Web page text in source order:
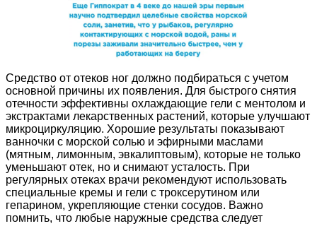
Средство от отеков ног должно подбираться с учетом
основной причины их появления. Для быстрого снятия
отечности эффективны охлаждающие гели с ментолом и
экстрактами лекарственных растений, которые улучшают
микроциркуляцию. Хорошие результаты показывают
ванночки с морской солью и эфирными маслами
(мятным, лимонным, эвкалиптовым), которые не только
уменьшают отек, но и снимают усталость. При
регулярных отеках врачи рекомендуют использовать
специальные кремы и гели с троксерутином или
гепарином, укрепляющие стенки сосудов. Важно
помнить, что любые наружные средства следует